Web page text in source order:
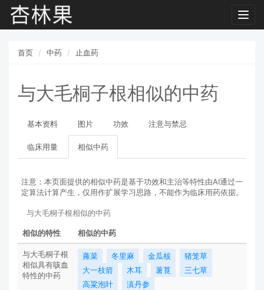
首页 中药 止血药
与大毛桐子根相似的中药
基本资料 图片 功效 注意与禁忌
临床用量 相似中药
注意：本页面提供的相似中药是基于功效和主治等特性由AI通过一
定算法计算产生，仅用作扩展学习思路，不能作为临床用药依据。
与大毛桐子根相似的中药
相似的特性 相似的中药
与大毛桐子根
相似具有咳血
特性的中药
蕹菜 冬里麻 金瓜核
猪笼草
大一枝箭
木耳 薯莨
三七草
高粱泡叶
滇丹参